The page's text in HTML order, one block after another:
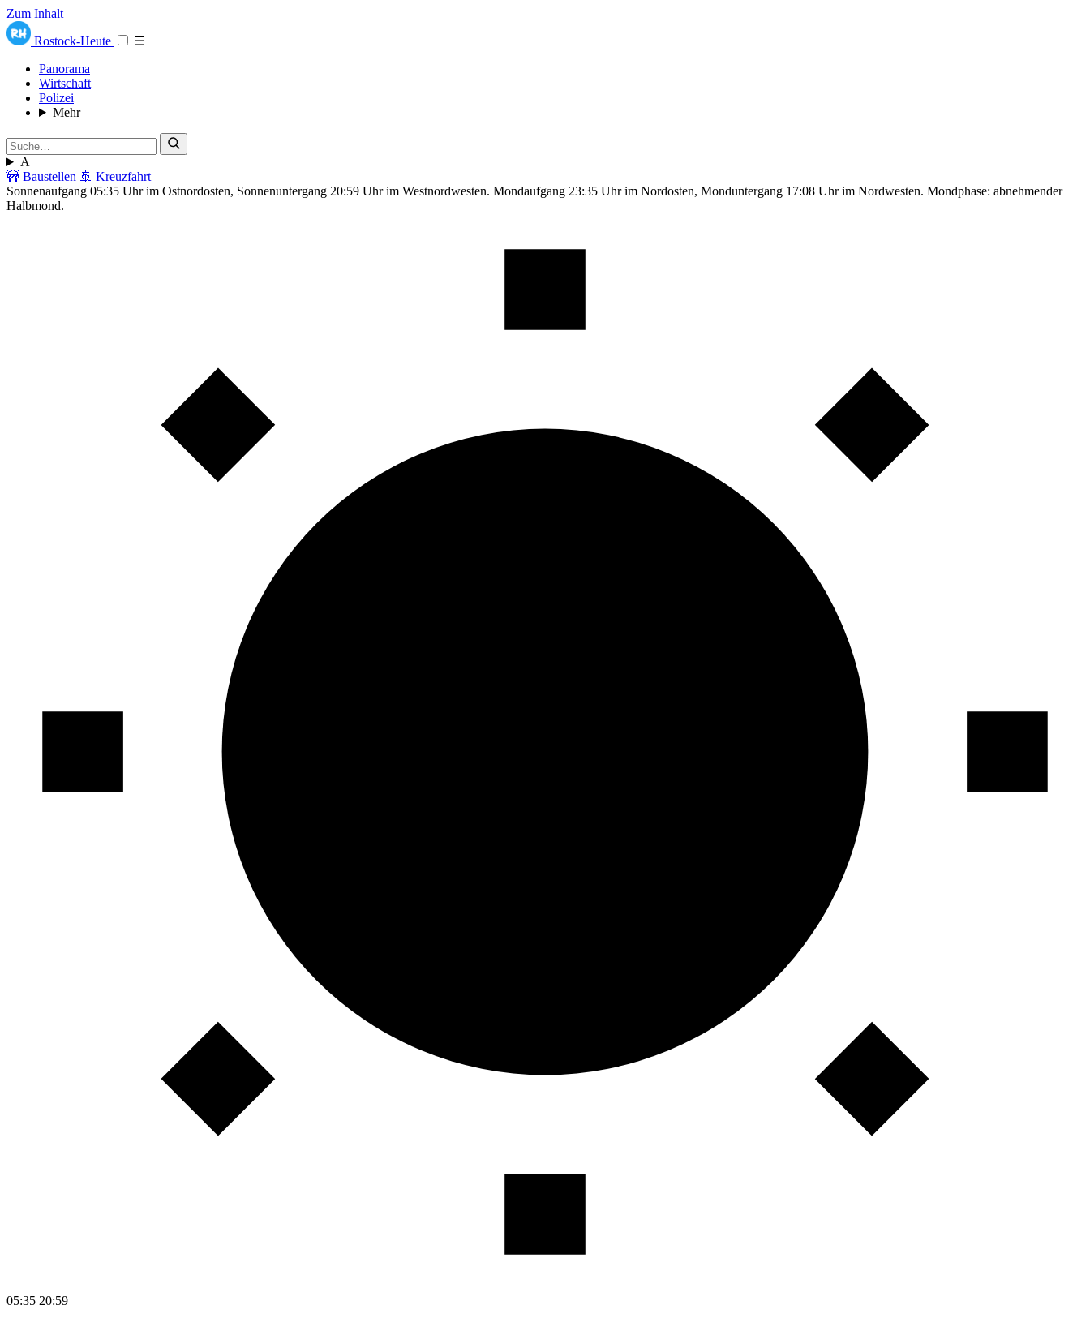
Zum Inhalt
Rostock-Heute
☰
Panorama
Wirtschaft
Polizei
Mehr
A
🚧 Baustellen 🚢 Kreuzfahrt
Sonnenaufgang 05:35 Uhr im Ostnordosten, Sonnenuntergang 20:59 Uhr im Westnordwesten. Mondaufgang 23:35 Uhr im Nordosten, Monduntergang 17:08 Uhr im Nordwesten. Mondphase: abnehmender
Halbmond.
05:35 20:59